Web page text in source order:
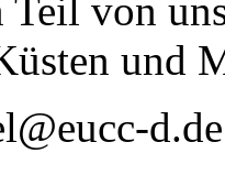
Teil von
und
d.de